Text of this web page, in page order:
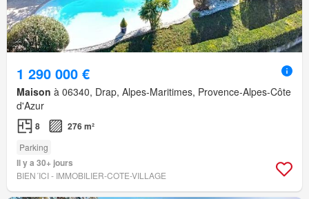
1 290 000 €
Maison à 06340, Drap, Alpes-Maritimes, Provence-Alpes-Côte
d'Azur
8 276 m²
Parking
Il y a 30+ jours
BIEN´ICI - IMMOBILIER-COTE-VILLAGE